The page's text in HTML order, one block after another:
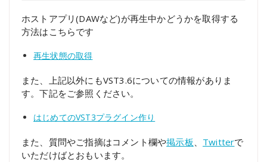
ホストアプリ(DAWなど)が再生中かどうかを取得する
方法はこちらです
再生状態の取得
また、上記以外にもVST3.6についての情報がありま
す。下記をご参照ください。
はじめてのVST3プラグイン作り
また、質問やご指摘はコメント欄や掲示板 、 Twitterで
いただけばとおもいます。